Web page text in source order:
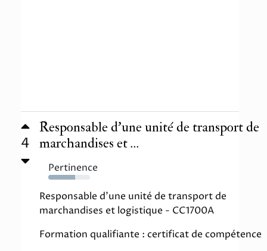
4
Responsable d’une unité de transport de
marchandises et ...
Pertinence
64%
Responsable d'une unité de transport de
marchandises et logistique - CC1700A
Formation qualifiante : certificat de compétence